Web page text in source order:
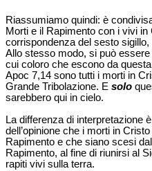
Riassumiamo quindi: è
Morti e il Rapimento con i vivi
corrispondenza del sesto sigillo,
Allo stesso modo, si può essere
cui coloro che escono da
Apoc 7,14 sono tutti i morti in
Grande Tribolazione. E solo
sarebbero qui in cielo.
La differenza di interpretazione
dell’opinione che i morti in
Rapimento e che siano scesi
Rapimento, al fine di riunirsi al
rapiti vivi sulla terra.